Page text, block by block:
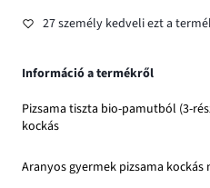
27 személy kedveli ezt a
Információ a termékről
Pizsama tiszta bio-pamutból (3-
kockás
Aranyos gyermek pizsama